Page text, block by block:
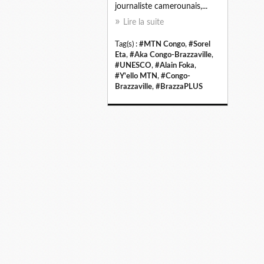
journaliste camerounais,...
Lire la suite
Tag(s) : #MTN Congo, #Sorel
Eta, #Aka Congo-Brazzaville,
#UNESCO, #Alain Foka,
#Y'ello MTN, #Congo-
Brazzaville, #BrazzaPLUS